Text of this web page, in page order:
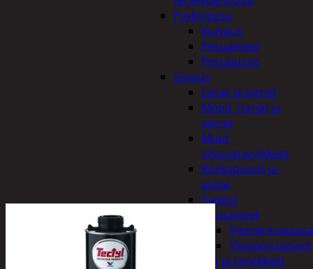
Pyykinpesu
Kuivaus
Pesuaineet
Pesupussit
Siivous
Liinat ja sienet
Mopit, harjat ja
varret
Muut
siivoustarvikkeet
Roskapussit ja -
astiat
Sankot
Pesuaineet
Yleispesuaineet
Eläintenruoka ja tarvikkeet